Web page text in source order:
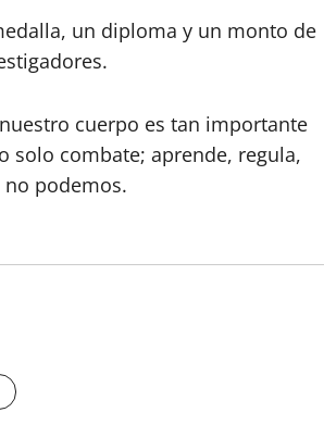
un diploma y un monto de
cuerpo es tan importante
solo combate; aprende, regula,
no podemos.